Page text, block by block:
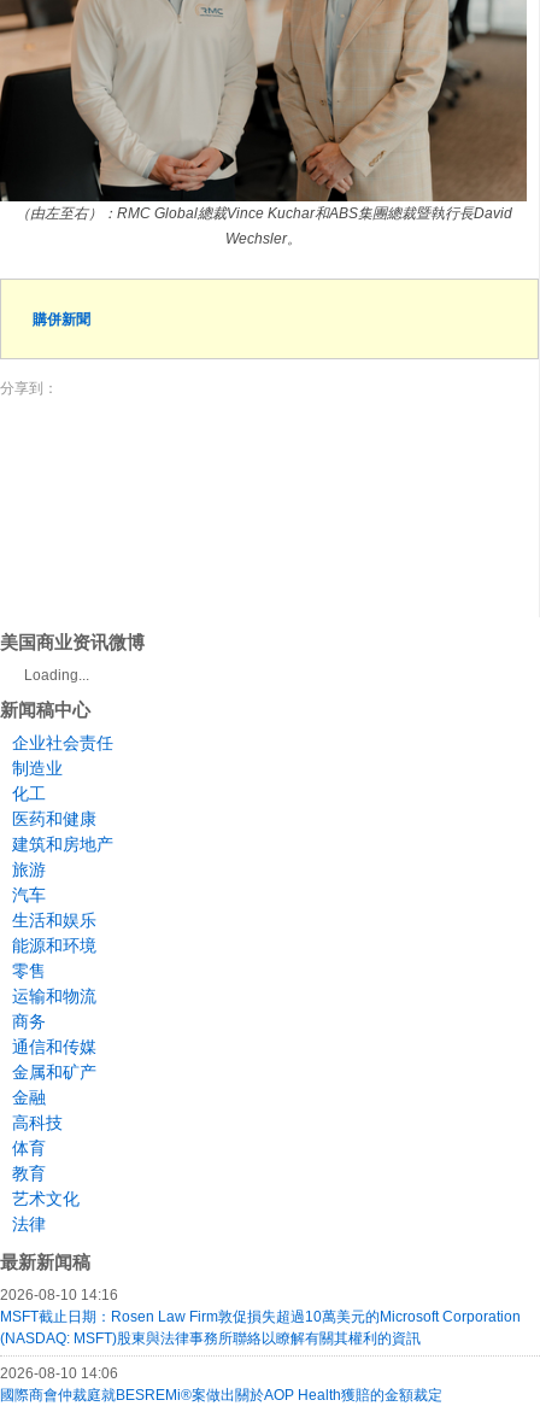
（由左至右）：RMC Global總裁Vince Kuchar和ABS集團總裁暨執行長David
Wechsler。
購併新聞
分享到：
美国商业资讯微博
Loading...
新闻稿中心
企业社会责任
制造业
化工
医药和健康
建筑和房地产
旅游
汽车
生活和娱乐
能源和环境
零售
运输和物流
商务
通信和传媒
金属和矿产
金融
高科技
体育
教育
艺术文化
法律
最新新闻稿
2026-08-10 14:16
MSFT截止日期：Rosen Law Firm敦促損失超過10萬美元的Microsoft Corporation
(NASDAQ: MSFT)股東與法律事務所聯絡以瞭解有關其權利的資訊
2026-08-10 14:06
國際商會仲裁庭就BESREMi®案做出關於AOP Health獲賠的金額裁定